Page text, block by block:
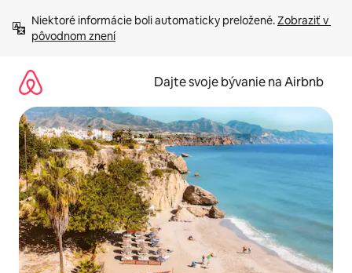
obsah.
Niektoré informácie boli automaticky preložené. Zobraziť v
pôvodnom znení
Dajte svoje bývanie na Airbnb